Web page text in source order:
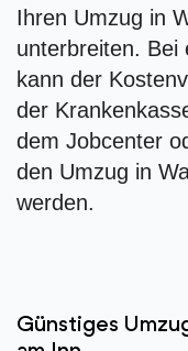
Ihren Umzug in
unterbreiten. Bei
kann der
der
dem Jobcenter
den Umzug in
werden.
Günstiges